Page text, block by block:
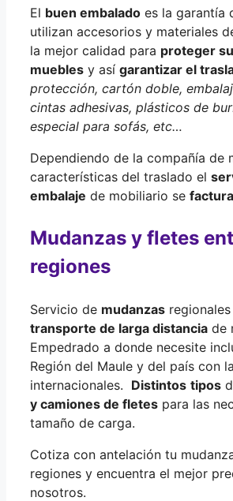
El buen embalado es la garantía
utilizan accesorios y materiales
la mejor calidad para proteger
muebles y así garantizar el
protección, cartón doble,
cintas adhesivas, plásticos de
especial para sofás, etc…
Dependiendo de la compañía de
características del traslado el
embalaje de mobiliario se
Mudanzas y fletes
regiones
Servicio de mudanzas regionales
transporte de larga distancia de
Empedrado a donde necesite
Región del Maule y del país con
internacionales. Distintos tipos
y camiones de fletes para las
tamaño de carga.
Cotiza con antelación tu
regiones y encuentra el mejor
nosotros.